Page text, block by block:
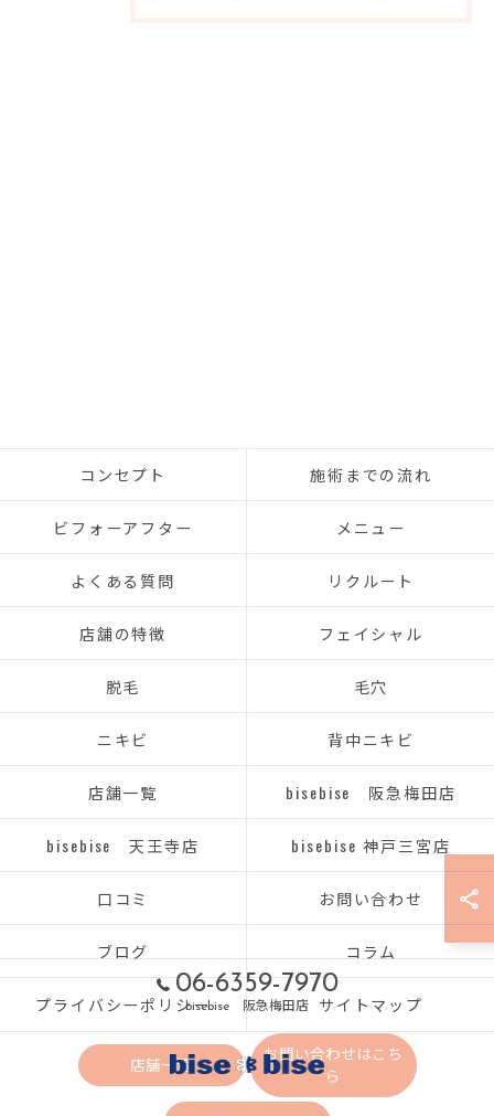
06-6359-7970
bisebise 阪急梅田店
店舗一覧
お問い合わせはこち
ら
コンセプト 施術までの流れ
ビフォーアフター メニュー
よくある質問 リクルート
店舗の特徴 フェイシャル
脱毛 毛穴
ニキビ 背中ニキビ
店舗一覧 bisebise 阪急梅田店
bisebise 天王寺店 bisebise 神戸三宮店
口コミ お問い合わせ
ブログ コラム
プライバシーポリシー サイトマップ